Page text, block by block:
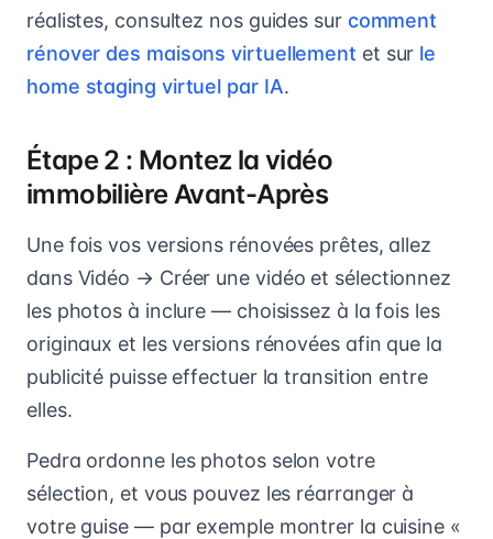
réalistes, consultez nos guides sur comment
rénover des maisons virtuellement et sur le
home staging virtuel par IA.
Étape 2 : Montez la vidéo
immobilière Avant-Après
Une fois vos versions rénovées prêtes, allez
dans Vidéo → Créer une vidéo et sélectionnez
les photos à inclure — choisissez à la fois les
originaux et les versions rénovées afin que la
publicité puisse effectuer la transition entre
elles.
Pedra ordonne les photos selon votre
sélection, et vous pouvez les réarranger à
votre guise — par exemple montrer la cuisine «